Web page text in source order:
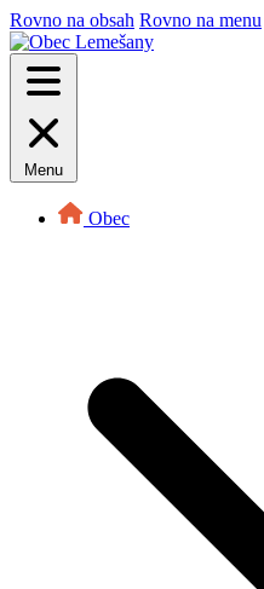
Rovno na obsah Rovno na menu
Menu
Obec